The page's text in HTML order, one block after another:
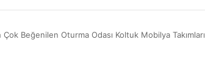
Çok Beğenilen Oturma Odası Koltuk Mobilya Takımları